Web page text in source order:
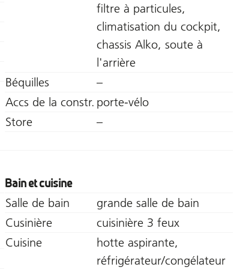
filtre à particules,
climatisation du cockpit,
chassis Alko, soute à
l'arrière
Béquilles
–
Accs de la constr. porte-vélo
Store
–
Bain et cuisine
Salle de bain
grande salle de bain
Cusinière
cuisinière 3 feux
Cuisine
hotte aspirante,
réfrigérateur/congélateur